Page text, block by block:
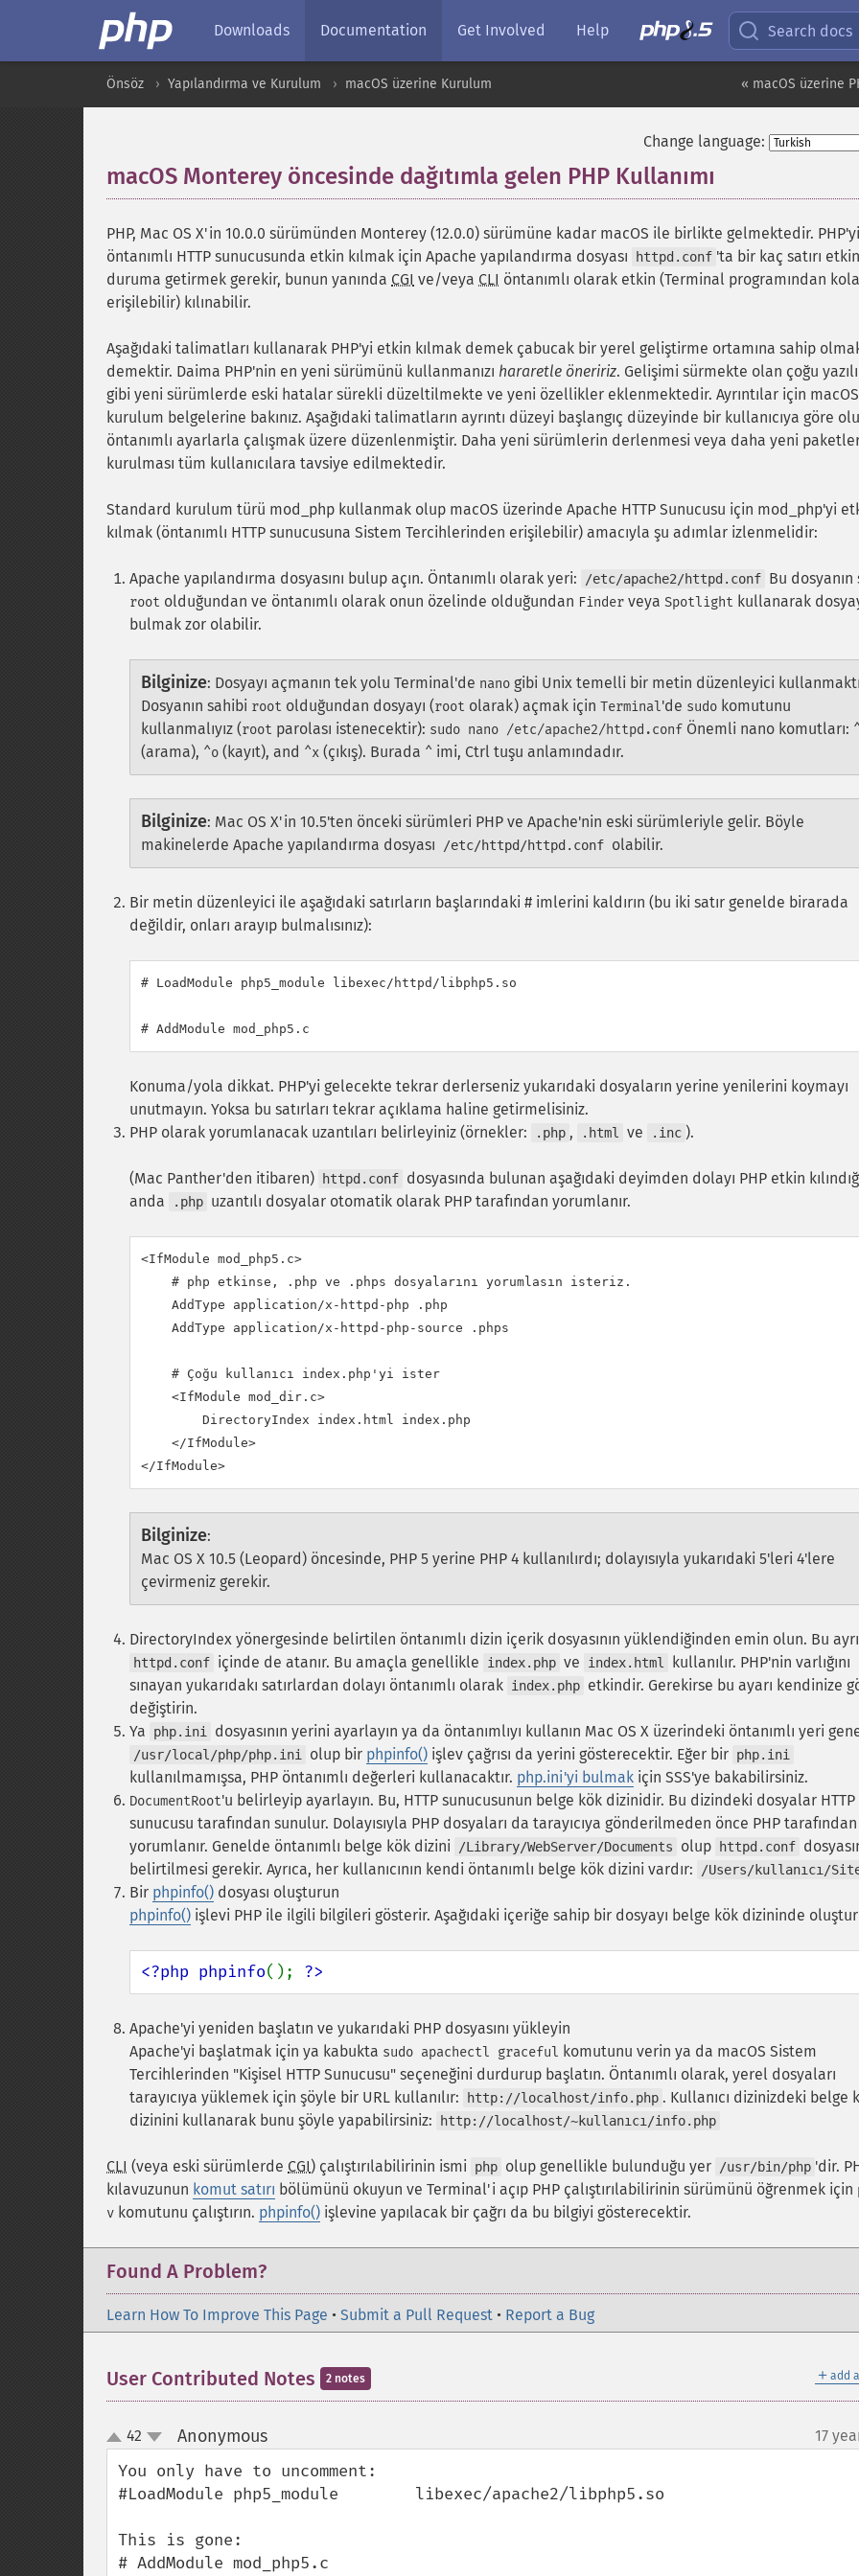
Downloads Documentation Get Involved Help Search docs
« macOS üzerine
Önsöz Yapılandırma ve Kurulum macOS üzerine Kurulum
Change language:
macOS Monterey öncesinde dağıtımla gelen PHP Kullanımı
PHP, Mac OS X'in 10.0.0 sürümünden Monterey (12.0.0) sürümüne kadar macOS ile birlikte gelmektedir. PHP'yi
öntanımlı HTTP sunucusunda etkin kılmak için Apache yapılandırma dosyası
httpd.conf 'ta bir kaç satırı etkin
duruma getirmek gerekir, bunun yanında CGI ve/veya CLI öntanımlı olarak etkin (Terminal programından
erişilebilir) kılınabilir.
Aşağıdaki talimatları kullanarak PHP'yi etkin kılmak demek çabucak bir yerel geliştirme ortamına sahip
demektir. Daima PHP'nin en yeni sürümünü kullanmanızı hararetle öneririz. Gelişimi sürmekte olan çoğu
gibi yeni sürümlerde eski hatalar sürekli düzeltilmekte ve yeni özellikler eklenmektedir. Ayrıntılar için macOS
kurulum belgelerine bakınız. Aşağıdaki talimatların ayrıntı düzeyi başlangıç düzeyinde bir kullanıcıya göre
öntanımlı ayarlarla çalışmak üzere düzenlenmiştir. Daha yeni sürümlerin derlenmesi veya daha yeni
kurulması tüm kullanıcılara tavsiye edilmektedir.
Standard kurulum türü mod_php kullanmak olup macOS üzerinde Apache HTTP Sunucusu için mod_php'yi
kılmak (öntanımlı HTTP sunucusuna Sistem Tercihlerinden erişilebilir) amacıyla şu adımlar izlenmelidir:
Apache yapılandırma dosyasını bulup açın. Öntanımlı olarak yeri: /etc/apache2/httpd.conf Bu dosyanın
root olduğundan ve öntanımlı olarak onun özelinde olduğundan Finder veya Spotlight kullanarak
bulmak zor olabilir.
Bilginize: Dosyayı açmanın tek yolu Terminal'de nano gibi Unix temelli bir metin düzenleyici
Dosyanın sahibi root olduğundan dosyayı (root olarak) açmak için Terminal'de sudo komutunu
kullanmalıyız (root parolası istenecektir): sudo nano /etc/apache2/httpd.conf Önemli nano komutları:
(arama), ^o (kayıt), and ^x (çıkış). Burada ^ imi, Ctrl tuşu anlamındadır.
Bilginize: Mac OS X'in 10.5'ten önceki sürümleri PHP ve Apache'nin eski sürümleriyle gelir. Böyle
makinelerde Apache yapılandırma dosyası
/etc/httpd/httpd.conf olabilir.
Bir metin düzenleyici ile aşağıdaki satırların başlarındaki # imlerini kaldırın (bu iki satır genelde birarada
değildir, onları arayıp bulmalısınız):
# LoadModule php5_module libexec/httpd/libphp5.so
Konuma/yola dikkat. PHP'yi gelecekte tekrar derlerseniz yukarıdaki dosyaların yerine yenilerini koymayı
unutmayın. Yoksa bu satırları tekrar açıklama haline getirmelisiniz.
PHP olarak yorumlanacak uzantıları belirleyiniz (örnekler:
.php , .html ve .inc ).
(Mac Panther'den itibaren) httpd.conf dosyasında bulunan aşağıdaki deyimden dolayı PHP etkin
anda
.php uzantılı dosyalar otomatik olarak PHP tarafından yorumlanır.
<IfModule mod_php5.c>
    # php etkinse, .php ve .phps dosyalarını yorumlasın isteriz.
    AddType application/x-httpd-php .php
    AddType application/x-httpd-php-source .phps
    # Çoğu kullanıcı index.php'yi ister
    <IfModule mod_dir.c>
        DirectoryIndex index.html index.php
    </IfModule>
Bilginize:
Mac OS X 10.5 (Leopard) öncesinde, PHP 5 yerine PHP 4 kullanılırdı; dolayısıyla yukarıdaki 5'leri 4'lere
çevirmeniz gerekir.
DirectoryIndex yönergesinde belirtilen öntanımlı dizin içerik dosyasının yüklendiğinden emin olun. Bu
httpd.conf içinde de atanır. Bu amaçla genellikle index.php ve index.html
kullanılır. PHP'nin varlığını
sınayan yukarıdakı satırlardan dolayı öntanımlı olarak index.php etkindir. Gerekirse bu ayarı kendinize
değiştirin.
Ya
php.ini dosyasının yerini ayarlayın ya da öntanımlıyı kullanın Mac OS X üzerindeki öntanımlı yeri
/usr/local/php/php.ini olup bir phpinfo() işlev çağrısı da yerini gösterecektir. Eğer bir php.ini
kullanılmamışsa, PHP öntanımlı değerleri kullanacaktır. php.ini'yi bulmak için SSS'ye bakabilirsiniz.
DocumentRoot'u belirleyip ayarlayın. Bu, HTTP sunucusunun belge kök dizinidir. Bu dizindeki dosyalar HTTP
sunucusu tarafından sunulur. Dolayısıyla PHP dosyaları da tarayıcıya gönderilmeden önce PHP tarafından
yorumlanır. Genelde öntanımlı belge kök dizini
/Library/WebServer/Documents olup httpd.conf
belirtilmesi gerekir. Ayrıca, her kullanıcının kendi öntanımlı belge kök dizini vardır:
/Users/kullanıcı/
Bir phpinfo() dosyası oluşturun
phpinfo() işlevi PHP ile ilgili bilgileri gösterir. Aşağıdaki içeriğe sahip bir dosyayı belge kök dizininde
<?php phpinfo(); ?>
Apache'yi yeniden başlatın ve yukarıdaki PHP dosyasını yükleyin
Apache'yi başlatmak için ya kabukta sudo apachectl graceful komutunu verin ya da macOS Sistem
Tercihlerinden "Kişisel HTTP Sunucusu" seçeneğini durdurup başlatın. Öntanımlı olarak, yerel dosyaları
tarayıcıya yüklemek için şöyle bir URL kullanılır:
http://localhost/info.php . Kullanıcı dizinizdeki belge
dizinini kullanarak bunu şöyle yapabilirsiniz:
http://localhost/~kullanıcı/info.php
CLI (veya eski sürümlerde CGI) çalıştırılabilirinin ismi php olup genellikle bulunduğu yer /usr/bin/php 'dir.
kılavuzunun komut satırı bölümünü okuyun ve Terminal'i açıp PHP çalıştırılabilirinin sürümünü öğrenmek için
v komutunu çalıştırın. phpinfo() işlevine yapılacak bir çağrı da bu bilgiyi gösterecektir.
Found A Problem?
Learn How To Improve This Page • Submit a Pull Request • Report a Bug
＋ add
User Contributed Notes 2 notes
up
down
42 Anonymous¶ 17
You only have to uncomment:
#LoadModule php5_module        libexec/apache2/libphp5.so
This is gone:
# AddModule mod_php5.c